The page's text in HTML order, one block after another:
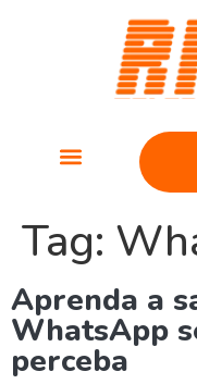
Tag:
Aprenda a
WhatsApp
perceba